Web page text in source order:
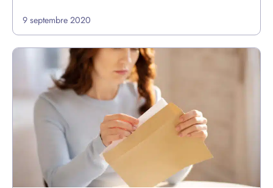
9 septembre 2020